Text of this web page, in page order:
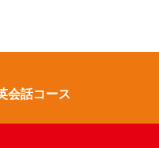
会話コース